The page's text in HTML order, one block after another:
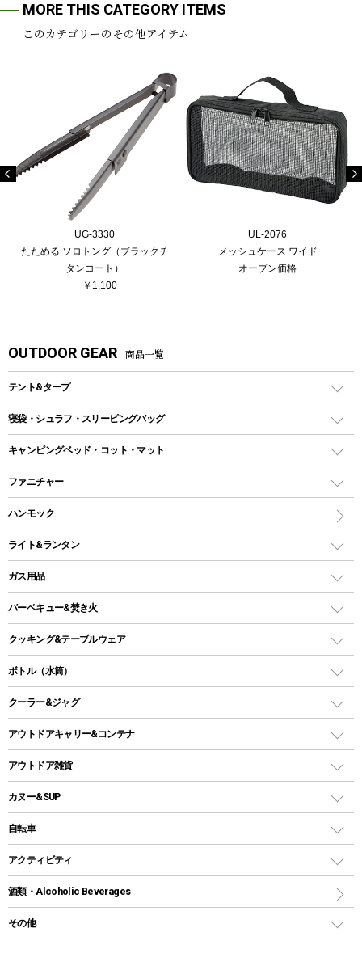
MORE THIS CATEGORY ITEMS
このカテゴリーのその他アイテム
UG-3330
たためる ソロトング（ブラックチ
タンコート）
￥1,100
UL-2076
メッシュケース ワイド
オープン価格
OUTDOOR GEAR 商品一覧
テント&タープ
テント
ツールームテント
ワンポールテント
シェルターテント
ロッジ型・オリジナルテント
タープ
スクエアタープ（レクタタープ）
メッシュタープ
自立式タープ
パラソル
テントアクセサリー
ペグ
グランドシート
ガイドロープ
ツール
寝袋・シュラフ・スリーピングバッグ
レクタングラー型（封筒型）シュラフ
インナーシュラフ
キャンピングベッド・コット・マット
キャンピングベッド・コット
インフレータブルマット
ファニチャー
アウトドアテーブル
レジャーシート
ハンモック
ライト&ランタン
LEDランタン
ガスランタン
オイルランタン
LEDライト
ヘッドライト
キャンドル
ガス用品
ガスバーナー
ガス缶
ガストーチ、ライター
バーベキュー&焚き火
バーベキューコンロ、グリル
焚き火台タイプ（ロースタイル）グリル
卓上タイプグリル
パーティータイプグリル
鉄板、アミ
焚き火台&ストーブ
火起こし
バーベキューツール
クッキング&テーブルウェア
ダッチオーブン
ホットサンドメーカー
クッカーセット
シェラカップ
クッキングツール
ナイフ
カトラリー
ボトル（水筒）
ステンレスボトル
コップ付きタイプ
ワンタッチタイプ
プラスチックボトル
ディズニーボトル
クーラー&ジャグ
クーラーボックス
クーラーバッグ
ウォータージャグ
保冷剤
アウトドアキャリー&コンテナ
アウトドアキャリー
アウトドア雑貨
バックパック&バッグ
リュック、バックパック
トートバッグ、サコッシュ
ショッピングキャリー
その他アウトドア雑貨
カヌー&SUP
インフレータブル
カヤック
パドル
自転車
折りたたみ自転車
スポーツサイクル
シティサイクル
アクティビティ
マリン
ラッシュガード
酒類・Alcoholic Beverages
その他